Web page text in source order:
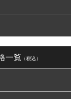
一覧 （税込）